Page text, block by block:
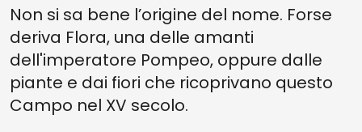
Non si sa bene l’origine del nome. Forse
deriva Flora, una delle amanti
dell'imperatore Pompeo, oppure dalle
piante e dai fiori che ricoprivano questo
Campo nel XV secolo.